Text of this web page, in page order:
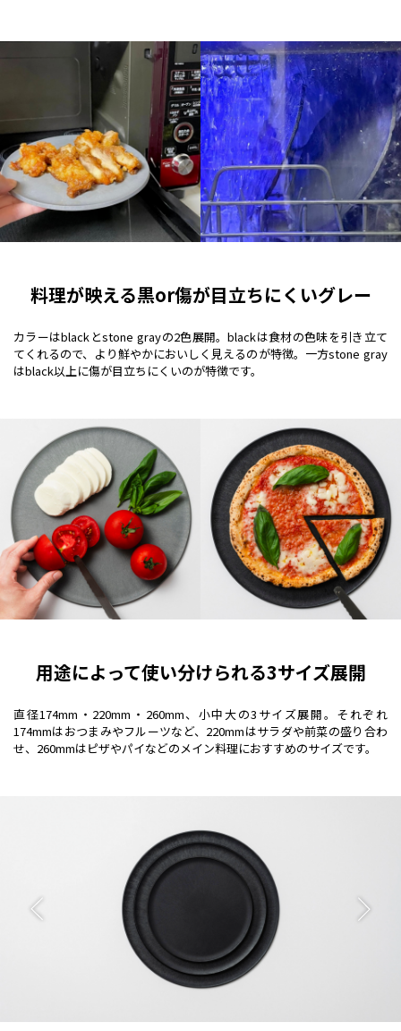
料理が映える黒or傷が目立ちにくいグレー
カラーはblackとstone grayの2色展開。blackは食材の色味を引き立て
てくれるので、より鮮やかにおいしく見えるのが特徴。一方stone gray
はblack以上に傷が目立ちにくいのが特徴です。
用途によって使い分けられる3サイズ展開
直径174mm・220mm・260mm、小中大の3サイズ展開。それぞれ
174mmはおつまみやフルーツなど、220mmはサラダや前菜の盛り合わ
せ、260mmはピザやパイなどのメイン料理におすすめのサイズです。